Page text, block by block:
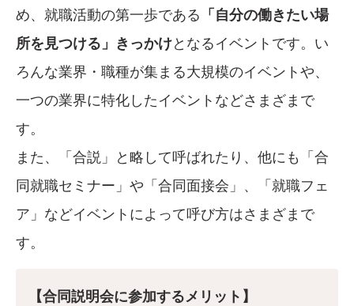
め、就職活動の第一歩である 「自分の働きたい場
所を見つける」きっかけとなるイベントです。い
ろんな業界・職種が集まる大規模のイベントや、
一つの業界に特化したイベントなどさまざまで
す。
また、「合説」と略して呼ばれたり、他にも「合
同就職セミナー」や「合同面接会」、「就職フェ
ア」などイベントによって呼び方はさまざまで
す。
【合同説明会に参加するメリット】